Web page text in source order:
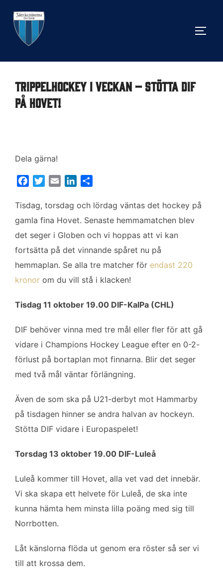
innehåll
Trippelhockey i veckan – stötta DIF
på Hovet!
Dela gärna!
c
e
o
o
k
i
t
e
r
a
i
n
k
d
I
n
l
a
Tisdag, torsdag och lördag väntas det hockey på
gamla fina Hovet. Senaste hemmamatchen blev
det seger i Globen och vi hoppas att vi kan
fortsätta på det vinnande spåret nu på
hemmaplan. Se alla tre matcher för endast 220
kronor om du vill stå i klacken!
Tisdag 11 oktober 19.00 DIF-KalPa (CHL)
DIF behöver vinna med tre mål eller fler för att gå
vidare i Champions Hockey League efter en 0-2-
förlust på bortaplan mot finnarna. Blir det seger
med två mål väntar förlängning.
Även de som ska på U21-derbyt mot Hammarby
på tisdagen hinner se andra halvan av hockeyn.
Stötta DIF vidare i Europaspelet!
Torsdag 13 oktober 19.00 DIF-Luleå
Luleå kommer till Hovet, alla vet vad det innebär.
Vi ska skapa ett helvete för Luleå, de ska inte
kunna hämta hem minsta lilla poäng med sig till
Norrbotten.
Låt känslorna flöda ut genom era röster så ser vi
till att krossa dem.